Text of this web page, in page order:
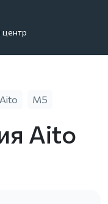
центр
Aito M5
Aito